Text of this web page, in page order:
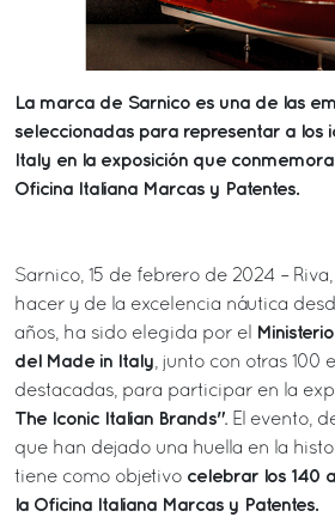
La marca de Sarnico es una de las
seleccionadas para representar a los
Italy en la exposición que
Oficina Italiana Marcas y Patentes.
Sarnico, 15 de febrero de 2024 –
hacer y de la excelencia náutica
años, ha sido elegida por el
del Made in Italy , junto con otras 100
destacadas, para participar en la
The Iconic Italian Brands". El evento,
que han dejado una huella en la
tiene como objetivo celebrar los 140
la Oficina Italiana Marcas y Patentes.